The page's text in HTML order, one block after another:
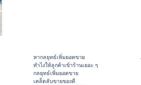
หากลยุทธ์เพิ่มยอดขาย
ทําไงให้ลูกค้าเข้าร้านเยอะ ๆ
กลยุทธ์เพิ่มยอดขาย
เคล็ดลับขายของดี